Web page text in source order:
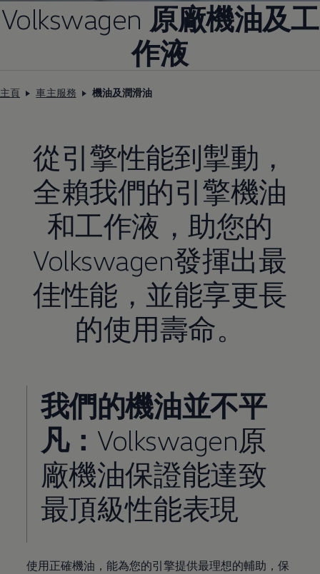
Volkswagen 原廠機油及工
作液
主頁 車主服務 機油及潤滑油
從引擎性能到掣動，
全賴我們的引擎機油
和工作液，助您的
Volkswagen發揮出最
佳性能，並能享更長
的使用壽命。
我們的機油並不平
凡： Volkswagen原
廠機油保證能達致
最頂級性能表現
使用正確機油，能為您的引擎提供最理想的輔助，保